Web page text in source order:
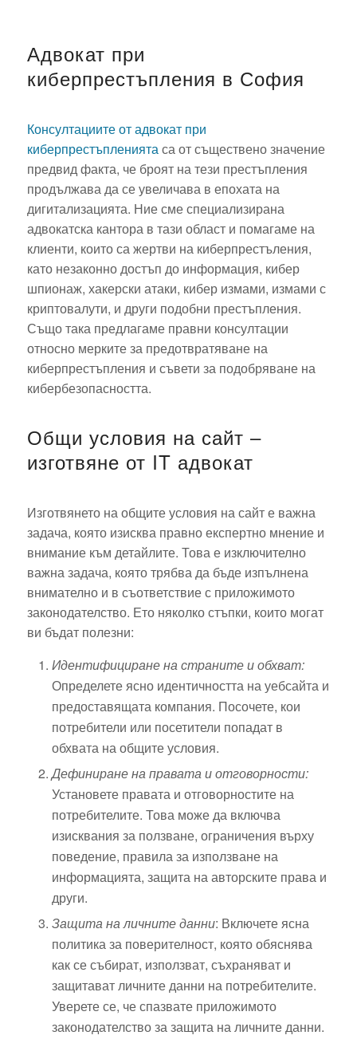
Адвокат при
киберпрестъпления в София
Консултациите от адвокат при
киберпрестъплениятаса от съществено значение
предвид факта, че броят на тези престъпления
продължава да се увеличава в епохата на
дигитализацията. Ние сме специализирана
адвокатска кантора в тази област и помагаме на
клиенти, които са жертви на киберпрестъления,
като незаконно достъп до информация, кибер
шпионаж, хакерски атаки, кибер измами, измами с
криптовалути, и други подобни престъпления.
Също така предлагаме правни консултации
относно мерките за предотвратяване на
киберпрестъпления и съвети за подобряване на
кибербезопасността.
Общи условия на сайт –
изготвяне от IT адвокат
Изготвянето на общите условия на сайт е важна
задача, която изисква правно експертно мнение и
внимание към детайлите. Това е изключително
важна задача, която трябва да бъде изпълнена
внимателно и в съответствие с приложимото
законодателство. Ето няколко стъпки, които могат
ви бъдат полезни:
Идентифициране на страните и обхват:
Определете ясно идентичността на уебсайта и
предоставящата компания. Посочете, кои
потребители или посетители попадат в
обхвата на общите условия.
Дефиниране на правата и отговорности:
Установете правата и отговорностите на
потребителите. Това може да включва
изисквания за ползване, ограничения върху
поведение, правила за използване на
информацията, защита на авторските права и
други.
Защита на личните данни: Включете ясна
политика за поверителност, която обяснява
как се събират, използват, съхраняват и
защитават личните данни на потребителите.
Уверете се, че спазвате приложимото
законодателство за защита на личните данни.